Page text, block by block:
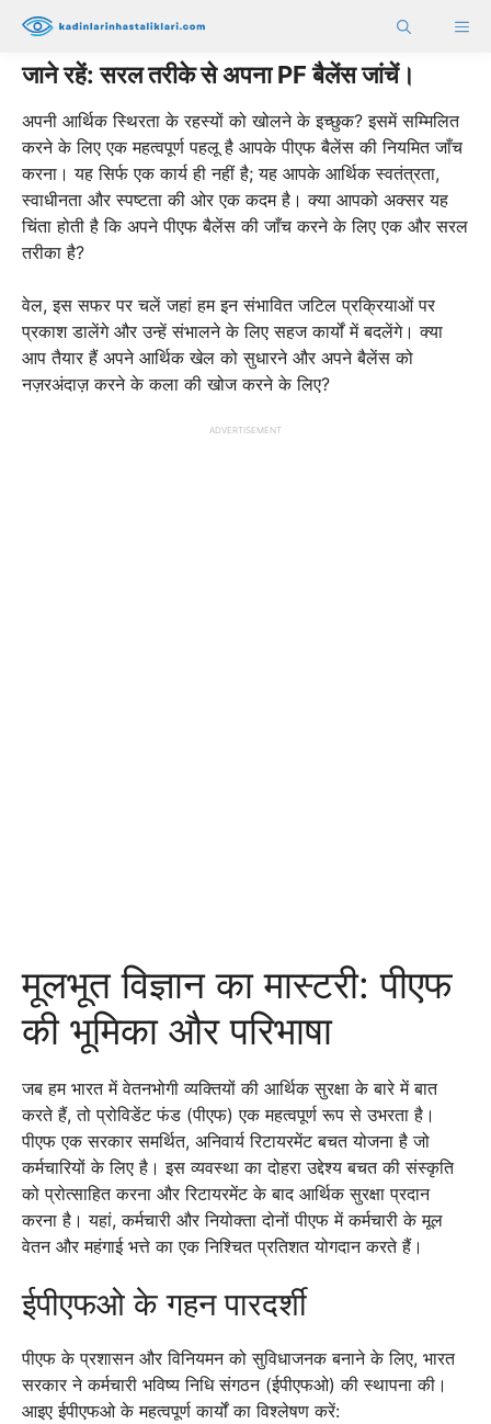
Skip
content
जाने रहें: सरल तरीके से अपना PF बैलेंस जांचें।
अपनी आर्थिक स्थिरता के रहस्यों को खोलने के इच्छुक? इसमें सम्मिलित
करने के लिए एक महत्वपूर्ण पहलू है आपके पीएफ बैलेंस की नियमित जाँच
करना। यह सिर्फ एक कार्य ही नहीं है; यह आपके आर्थिक स्वतंत्रता,
स्वाधीनता और स्पष्टता की ओर एक कदम है। क्या आपको अक्सर यह
चिंता होती है कि अपने पीएफ बैलेंस की जाँच करने के लिए एक और सरल
तरीका है?
वेल, इस सफर पर चलें जहां हम इन संभावित जटिल प्रक्रियाओं पर
प्रकाश डालेंगे और उन्हें संभालने के लिए सहज कार्यों में बदलेंगे। क्या
आप तैयार हैं अपने आर्थिक खेल को सुधारने और अपने बैलेंस को
नज़रअंदाज़ करने के कला की खोज करने के लिए?
ADVERTISEMENT
मूलभूत विज्ञान का मास्टरी: पीएफ
की भूमिका और परिभाषा
जब हम भारत में वेतनभोगी व्यक्तियों की आर्थिक सुरक्षा के बारे में बात
करते हैं, तो प्रोविडेंट फंड (पीएफ) एक महत्वपूर्ण रूप से उभरता है।
पीएफ एक सरकार समर्थित, अनिवार्य रिटायरमेंट बचत योजना है जो
कर्मचारियों के लिए है। इस व्यवस्था का दोहरा उद्देश्य बचत की संस्कृति
को प्रोत्साहित करना और रिटायरमेंट के बाद आर्थिक सुरक्षा प्रदान
करना है। यहां, कर्मचारी और नियोक्ता दोनों पीएफ में कर्मचारी के मूल
वेतन और महंगाई भत्ते का एक निश्चित प्रतिशत योगदान करते हैं।
ईपीएफओ के गहन पारदर्शी
पीएफ के प्रशासन और विनियमन को सुविधाजनक बनाने के लिए, भारत
सरकार ने कर्मचारी भविष्य निधि संगठन (ईपीएफओ) की स्थापना की।
आइए ईपीएफओ के महत्वपूर्ण कार्यों का विश्लेषण करें: